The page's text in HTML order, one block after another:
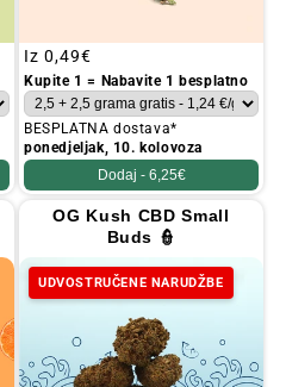
Redovna
cijena
Iz 0,49€
Kupite 1 = Nabavite 1 besplatno
BESPLATNA dostava*
ponedjeljak, 10. kolovoza
Dodaj - 6,25€
OG Kush CBD Small
Buds 👮
UDVOSTRUČENE NARUDŽBE